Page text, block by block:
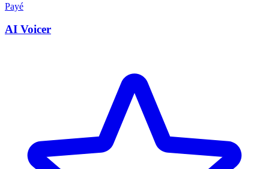
Payé
AI Voicer